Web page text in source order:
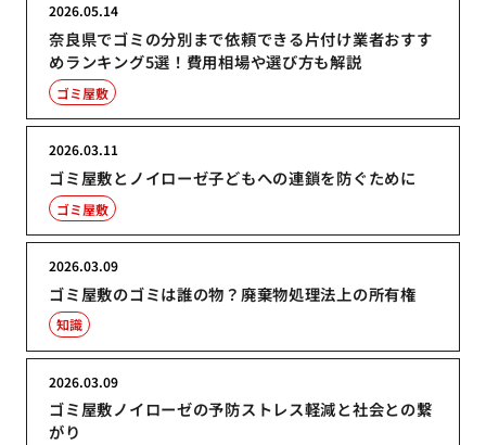
奈良県でゴミの分別まで依頼できる片付け業者おすす
めランキング5選！費用相場や選び方も解説
2026.05.14
ゴミ屋敷
ゴミ屋敷とノイローゼ子どもへの連鎖を防ぐために
2026.03.11
ゴミ屋敷
ゴミ屋敷のゴミは誰の物？廃棄物処理法上の所有権
2026.03.09
知識
ゴミ屋敷ノイローゼの予防ストレス軽減と社会との繋
がり
2026.03.09